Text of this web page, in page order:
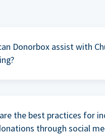
Donorbox assist with
the best practices for
through social